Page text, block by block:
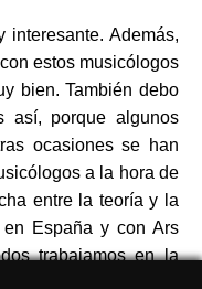
interesante. Además,
estos musicólogos
bien. También debo
así, porque algunos
ocasiones se han
a la hora de
entre la teoría y la
España y con Ars
trabajamos en la